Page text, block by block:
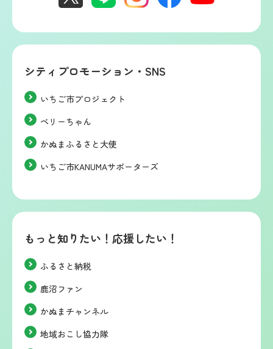
シティプロモーション・SNS
いちご市プロジェクト
ベリーちゃん
かぬまふるさと大使
いちご市KANUMAサポーターズ
もっと知りたい！応援したい！
ふるさと納税
鹿沼ファン
かぬまチャンネル
地域おこし協力隊